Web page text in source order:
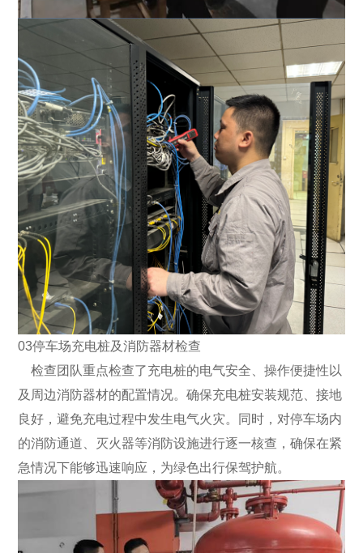
03停车场充电桩及消防器材检查
检查团队重点检查了充电桩的电气安全、操作便捷性以
及周边消防器材的配置情况。确保充电桩安装规范、接地
良好，避免充电过程中发生电气火灾。同时，对停车场内
的消防通道、灭火器等消防设施进行逐一核查，确保在紧
急情况下能够迅速响应，为绿色出行保驾护航。